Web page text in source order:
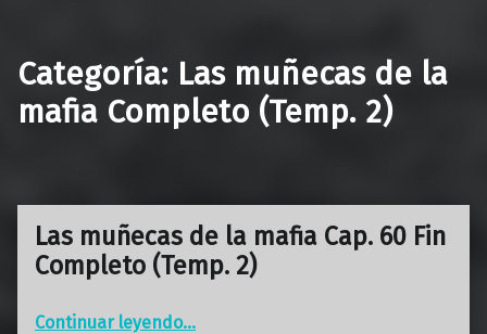
Categoría: Las muñecas de la
mafia Completo (Temp. 2)
Las muñecas de la mafia Cap. 60 Fin
Completo (Temp. 2)
Continuar leyendo“Las muñecas de la mafia Cap. 60 Fin Completo (Temp. 2)”
…